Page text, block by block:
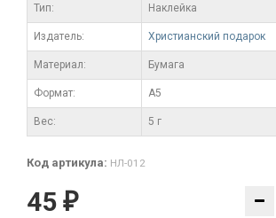
Тип: Наклейка
Издатель: Христианский подарок
Материал: Бумага
Формат: А5
Вес: 5 г
Код артикула: НЛ-012
45 ₽